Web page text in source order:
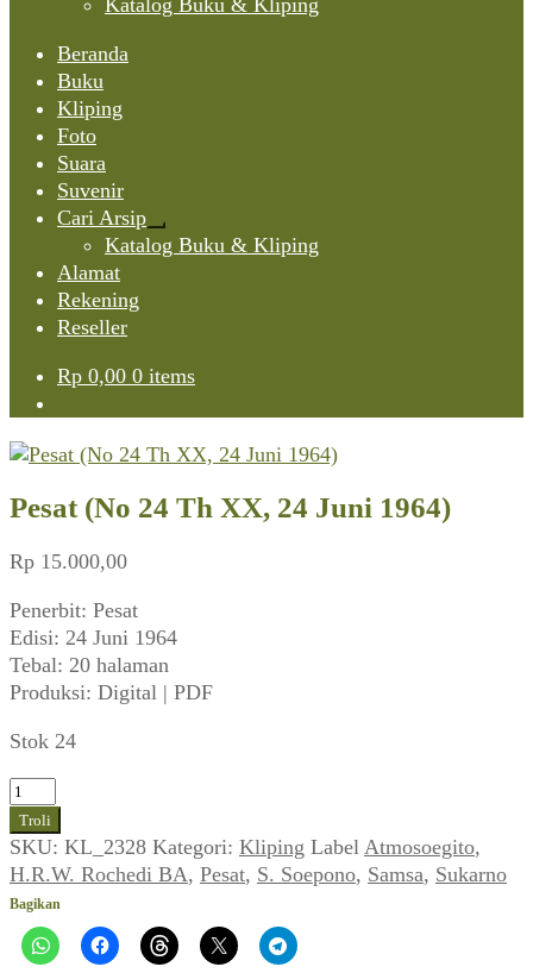
Katalog Buku & Kliping
Beranda
Buku
Kliping
Foto
Suara
Suvenir
Cari Arsip
Expand
child
Katalog Buku & Kliping
Alamat
Rekening
Reseller
Rp 0,00 0 items
Pesat (No 24 Th XX, 24 Juni 1964)
Rp 15.000,00
Penerbit: Pesat
Edisi: 24 Juni 1964
Tebal: 20 halaman
Produksi: Digital | PDF
Stok 24
Kuantitas
Pesat
(No
24
Th
XX,
24
Troli
SKU: KL_2328 Kategori: Kliping Label Atmosoegito,
H.R.W. Rochedi BA, Pesat, S. Soepono, Samsa, Sukarno
Bagikan